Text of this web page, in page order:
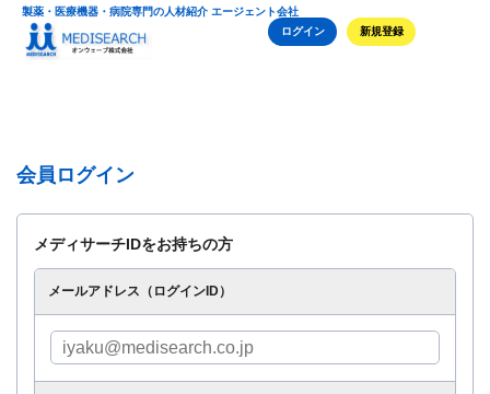
製薬・医療機器・病院専門の人材紹介 エージェント会社
ログイン
新規登録
会員ログイン
メディサーチIDをお持ちの方
メールアドレス（ログインID）